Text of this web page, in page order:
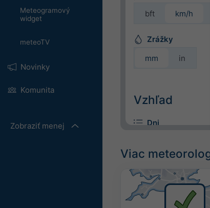
Meteogramový
widget
meteoTV
Novinky
Komunita
Zobraziť menej
bft
km/h
Zrážky
mm
in
Vzhľad
Dni
Farebné
Viac